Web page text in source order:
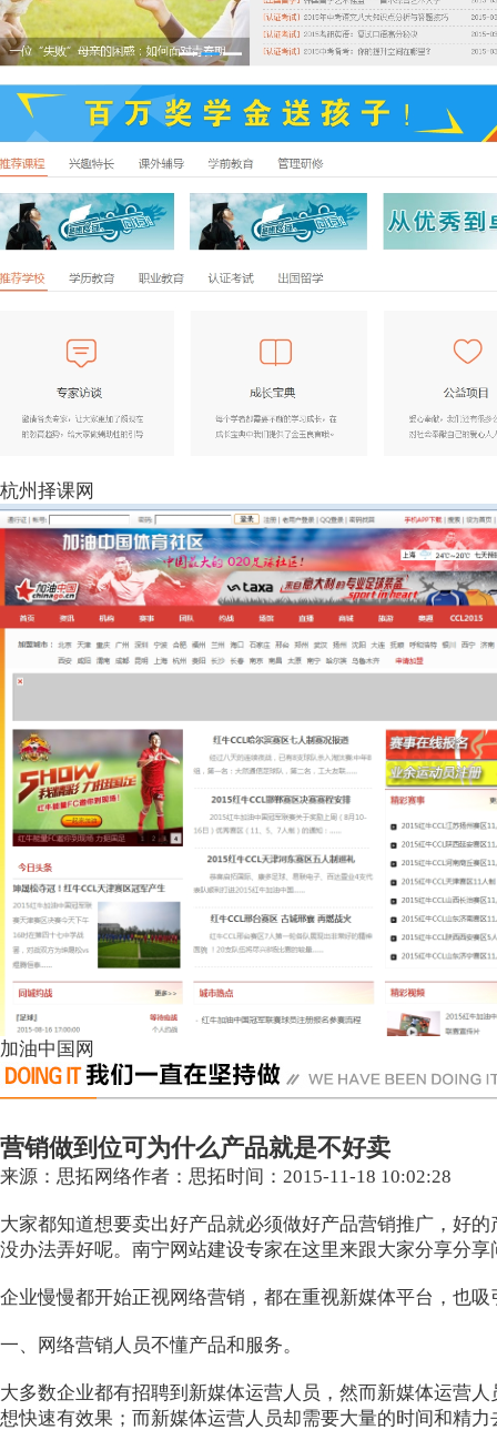
杭州择课网
加油中国网
营销做到位可为什么产品就是不好卖
来源：思拓网络作者：思拓时间：2015-11-18 10:02:28
大家都知道想要卖出好产品就必须做好产品营销推广，好
没办法弄好呢。 南宁网站建设专家在这里来跟大家分享分享
企业慢慢都开始正视网络营销，都在重视新媒体平台，也
一、网络营销人员不懂产品和服务。
大多数企业都有招聘到新媒体运营人员，然而新媒体运营
想快速有效果；而新媒体运营人员却需要大量的时间和精